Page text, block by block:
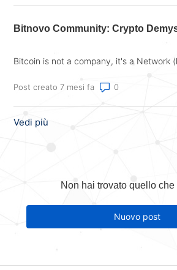
Bitnovo Community: Crypto
Bitcoin is not a company, it's a Network
Post creato 7 mesi fa
Vedi più
Non hai trovato quello
Nuovo post